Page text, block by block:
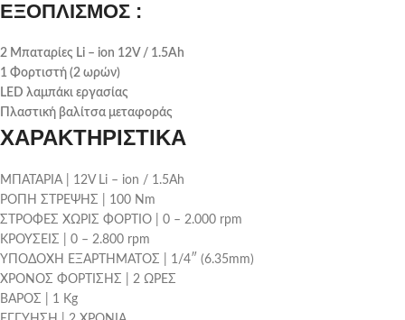
ΕΞΟΠΛΙΣΜΟΣ :
2 Μπαταρίες Li – ion 12V / 1.5Ah
1 Φορτιστή (2 ωρών)
LED λαμπάκι εργασίας
Πλαστική βαλίτσα μεταφοράς
ΧΑΡΑΚΤΗΡΙΣΤΙΚΑ
ΜΠΑΤΑΡΙΑ | 12V Li – ion / 1.5Ah
ΡΟΠΗ ΣΤΡΕΨΗΣ | 100 Nm
ΣΤΡΟΦΕΣ ΧΩΡΙΣ ΦΟΡΤΙΟ | 0 – 2.000 rpm
ΚΡΟΥΣΕΙΣ | 0 – 2.800 rpm
ΥΠΟΔΟΧΗ ΕΞΑΡΤΗΜΑΤΟΣ | 1/4″ (6.35mm)
ΧΡΟΝΟΣ ΦΟΡΤΙΣΗΣ | 2 ΩΡΕΣ
ΒΑΡΟΣ | 1 Kg